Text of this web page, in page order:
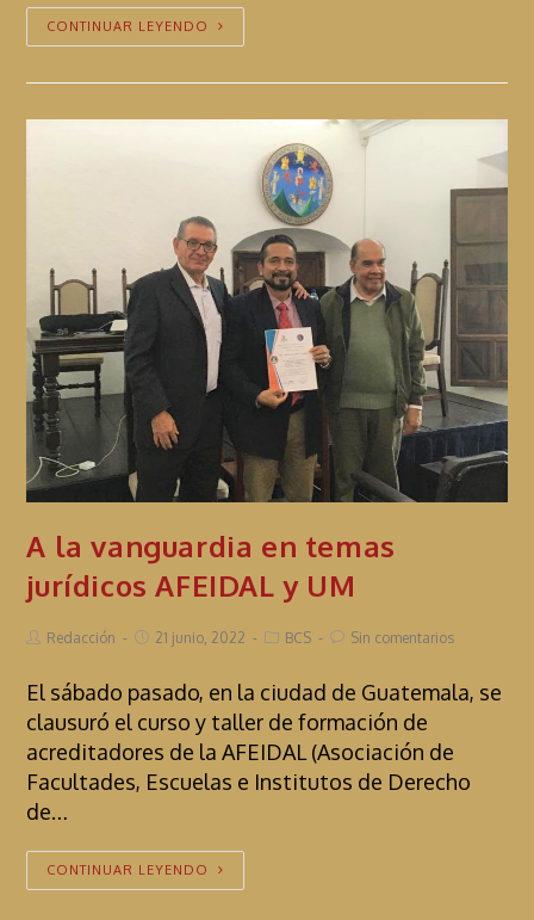
CONTINUAR LEYENDO
A la vanguardia en temas
jurídicos AFEIDAL y UM
Redacción 21 junio, 2022 BCS Sin comentarios
El sábado pasado, en la ciudad de Guatemala, se
clausuró el curso y taller de formación de
acreditadores de la AFEIDAL (Asociación de
Facultades, Escuelas e Institutos de Derecho
de…
CONTINUAR LEYENDO